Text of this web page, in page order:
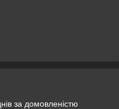
за домовленістю